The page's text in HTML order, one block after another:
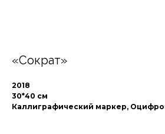
«Сократ»
2018
30*40 см
Каллиграфический маркер,